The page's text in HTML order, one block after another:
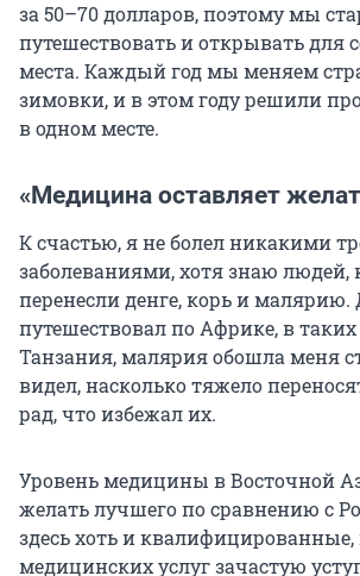
за 50–70 долларов, поэтому мы
путешествовать и открывать для
места. Каждый год мы меняем
зимовки, и в этом году решили
в одном месте.
«Медицина оставляет
К счастью, я не болел никакими
заболеваниями, хотя знаю людей,
перенесли денге, корь и малярию.
путешествовал по Африке, в таких
Танзания, малярия обошла меня
видел, насколько тяжело
рад, что избежал их.
Уровень медицины в Восточной
желать лучшего по сравнению с
здесь хоть и квалифицированные,
медицинских услуг зачастую